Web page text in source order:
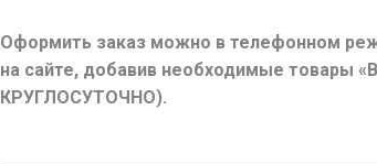
Оформить заказ можно в телефонном
на сайте, добавив необходимые товары
КРУГЛОСУТОЧНО).